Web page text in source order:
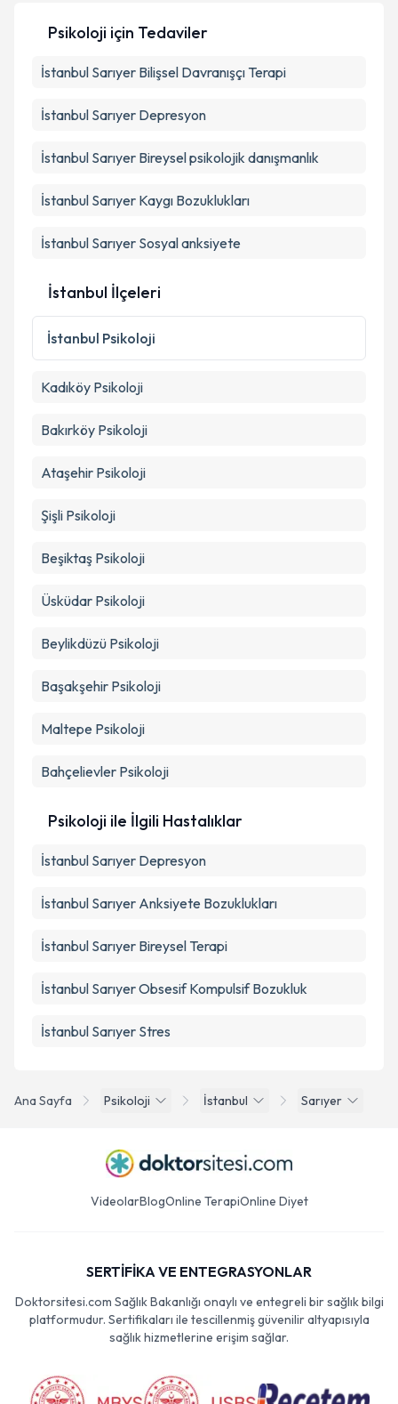
Kişisel verilerimin işlenmesine ilişkinAydınlatma
kapsamda işlenmesini kabul ediyorum.
Takvim Talebini Gönder
Ana Sayfa Psikoloji İstanbul Sarıyer
Psikoloji için Tedaviler
İstanbul Sarıyer Bilişsel Davranışçı Terapi
İstanbul Sarıyer Depresyon
İstanbul Sarıyer Bireysel psikolojik danışmanlık
İstanbul Sarıyer Kaygı Bozuklukları
İstanbul Sarıyer Sosyal anksiyete
İstanbul İlçeleri
İstanbul Psikoloji
Kadıköy Psikoloji
Bakırköy Psikoloji
Ataşehir Psikoloji
Şişli Psikoloji
Beşiktaş Psikoloji
Üsküdar Psikoloji
Beylikdüzü Psikoloji
Başakşehir Psikoloji
Maltepe Psikoloji
Bahçelievler Psikoloji
Psikoloji ile İlgili Hastalıklar
İstanbul Sarıyer Depresyon
İstanbul Sarıyer Anksiyete Bozuklukları
İstanbul Sarıyer Bireysel Terapi
İstanbul Sarıyer Obsesif Kompulsif Bozukluk
İstanbul Sarıyer Stres
VideolarBlogOnline TerapiOnline Diyet
SERTİFİKA VE ENTEGRASYONLAR
Doktorsitesi.com Sağlık Bakanlığı onaylı ve entegreli bir sağlık bilgi
platformudur. Sertifikaları ile tescillenmiş güvenilir altyapısıyla
sağlık hizmetlerine erişim sağlar.